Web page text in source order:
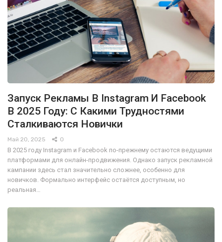
Запуск Рекламы В Instagram И Facebook
В 2025 Году: С Какими Трудностями
Сталкиваются Новички
Май 20, 2025 0
В 2025 году Instagram и Facebook по-прежнему остаются ведущими
платформами для онлайн-продвижения. Однако запуск рекламной
кампании здесь стал значительно сложнее, особенно для
новичков. Формально интерфейс остаётся доступным, но
реальная…